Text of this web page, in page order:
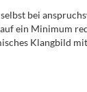
bei
ein Minimum
Klangbild